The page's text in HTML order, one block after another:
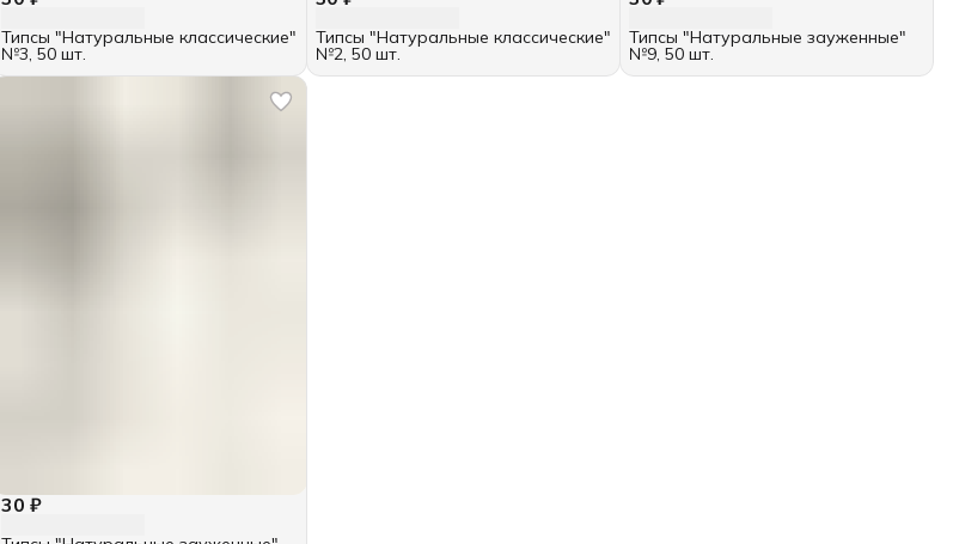
Типсы "Натуральные классические"
№3, 50 шт.
Типсы "Натуральные классические"
№2, 50 шт.
Типсы "Натуральные зауженные"
№9, 50 шт.
30 ₽